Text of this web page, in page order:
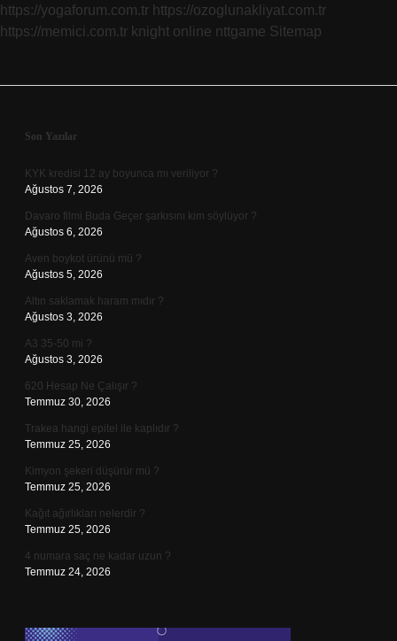
https://yogaforum.com.tr https://ozoglunakliyat.com.tr
https://memici.com.tr knight online nttgame Sitemap
Sidebar
Son Yazılar
KYK kredisi 12 ay boyunca mı veriliyor ?
Ağustos 7, 2026
Davaro filmi Buda Geçer şarkısını kim söylüyor ?
Ağustos 6, 2026
Aven boykot ürünü mü ?
Ağustos 5, 2026
Altın saklamak haram mıdır ?
Ağustos 3, 2026
A3 35-50 mi ?
Ağustos 3, 2026
620 Hesap Ne Çalışır ?
Temmuz 30, 2026
Trakea hangi epitel ile kaplıdır ?
Temmuz 25, 2026
Kimyon şekeri düşürür mü ?
Temmuz 25, 2026
Kağıt ağırlıkları nelerdir ?
Temmuz 25, 2026
4 numara saç ne kadar uzun ?
Temmuz 24, 2026